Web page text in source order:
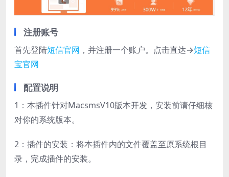
注册账号
首先登陆短信官网 ，并注册一个账户。点击直达→短信
宝官网
配置说明
1：本插件针对MacsmsV10版本开发，安装前请仔细核
对你的系统版本。
2：插件的安装：将本插件内的文件覆盖至原系统根目
录，完成插件的安装。